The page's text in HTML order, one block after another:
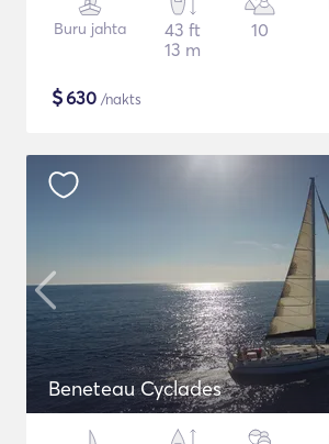
Buru jahta
43 ft
13 m
10
$630 /nakts
Beneteau Cyclades